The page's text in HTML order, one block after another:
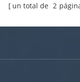
un total de 2